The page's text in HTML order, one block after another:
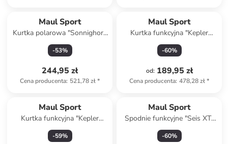
Maul Sport
Kurtka polarowa "Sonnighorn
XT" w kolorze antracytowym
-53%
244,95 zł
Cena producenta: 521,78 zł*
Maul Sport
Kurtka funkcyjna "Kepler
Track" w kolorze różowo-
niebieskim
-60%
od: 189,95 zł
Cena producenta: 478,28 zł*
Maul Sport
Kurtka funkcyjna "Kepler
Track" w kolorze morsko-
różowym
-59%
Maul Sport
Spodnie funkcyjne "Seis XT"
w kolorze czarnym
-60%